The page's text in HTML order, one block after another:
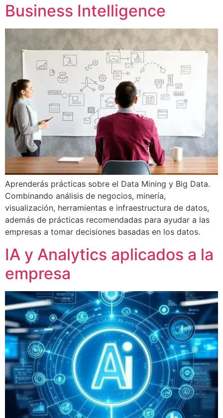
Business Intelligence
Aprenderás prácticas sobre el Data Mining y Big Data.
Combinando análisis de negocios, minería,
visualización, herramientas e infraestructura de datos,
además de prácticas recomendadas para ayudar a las
empresas a tomar decisiones basadas en los datos.
IA y Analytics aplicados a la
empresa